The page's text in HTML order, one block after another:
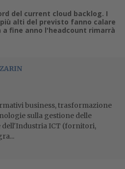
del current cloud backlog. I
alti del previsto fanno calare
fine anno l'headcount rimarrà
business, trasformazione
sulla gestione delle
dell'Industria ICT (fornitori,